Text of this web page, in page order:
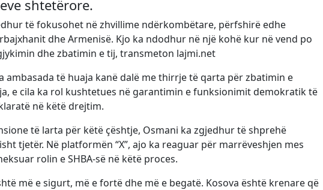
shtetërore.
të fokusohet në zhvillime ndërkombëtare, përfshirë edhe
dhe Armenisë. Kjo ka ndodhur në një kohë kur në vend po
dhe zbatimin e tij, transmeton lajmi.net
ambasada të huaja kanë dalë me thirrje të qarta për zbatimin e
e cila ka rol kushtetues në garantimin e funksionimit demokratik të
në këtë drejtim.
të larta për këtë çështje, Osmani ka zgjedhur të shprehë
tjetër. Në platformën “X”, ajo ka reaguar për marrëveshjen mes
rolin e SHBA-së në këtë proces.
më e sigurt, më e fortë dhe më e begatë. Kosova është krenare që